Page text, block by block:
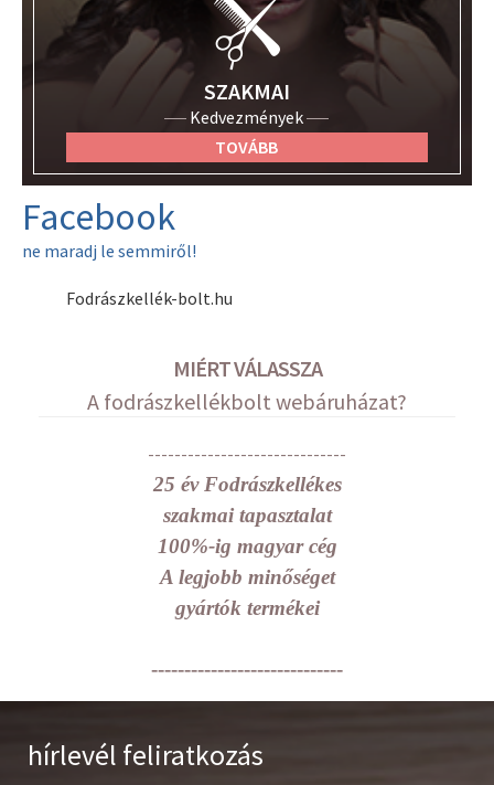
SZAKMAI
Kedvezmények
TOVÁBB
Facebook
ne maradj le semmiről!
Fodrászkellék-bolt.hu
MIÉRT VÁLASSZA
A fodrászkellékbolt webáruházat?
------------------------------
25 év Fodrászkellékes
szakmai tapasztalat
100%-ig magyar cég
A legjobb minőséget
gyártók termékei
-----------------------------
hírlevél feliratkozás